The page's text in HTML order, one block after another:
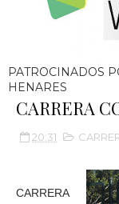
PATROCINADOS
HENARES
CARRERA
20:31
CARRERA